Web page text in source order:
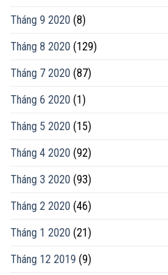
Tháng 9 2020 (8)
Tháng 8 2020 (129)
Tháng 7 2020 (87)
Tháng 6 2020 (1)
Tháng 5 2020 (15)
Tháng 4 2020 (92)
Tháng 3 2020 (93)
Tháng 2 2020 (46)
Tháng 1 2020 (21)
Tháng 12 2019 (9)